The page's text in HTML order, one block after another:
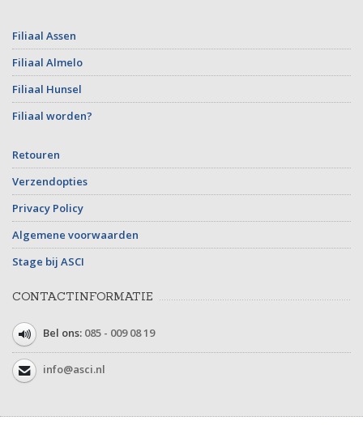
Filiaal Assen
Filiaal Almelo
Filiaal Hunsel
Filiaal worden?
Retouren
Verzendopties
Privacy Policy
Algemene voorwaarden
Stage bij ASCI
CONTACTINFORMATIE
Bel ons: 085 - 009 08 19
info@asci.nl